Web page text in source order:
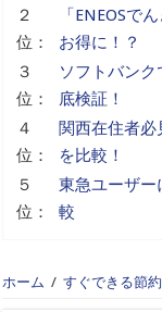
２
位：
「ENEOSで
お得に！？
３
位：
ソフトバン
底検証！
４
位：
関西在住者
を比較！
５
位：
東急ユーザー
較
ホーム / すぐできる節